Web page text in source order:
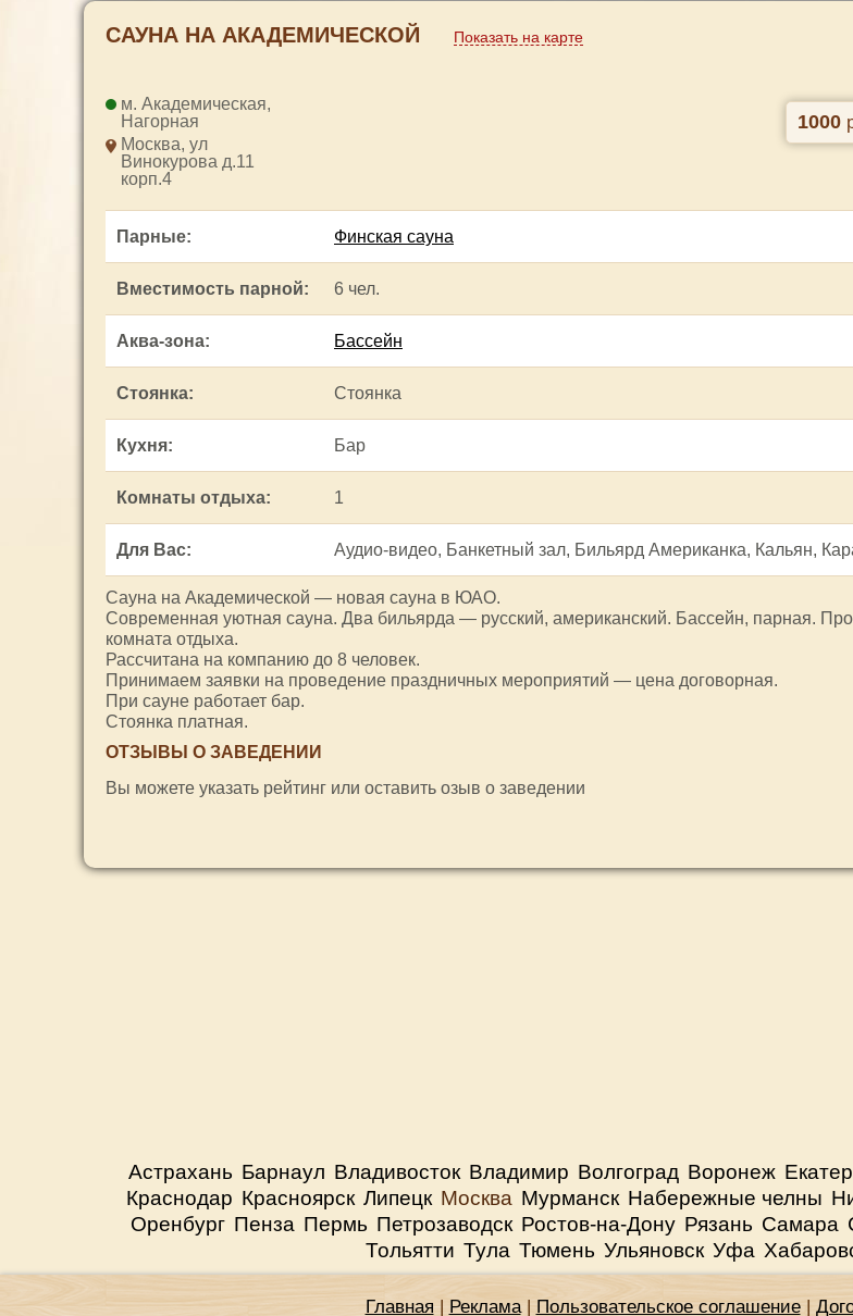
САУНА НА АКАДЕМИЧЕСКОЙ Показать на карте
Академическая,
Нагорная
Москва, ул
Винокурова д.11
корп.4
1000
Парные: Финская сауна
Вместимость парной: 6 чел.
Аква-зона: Бассейн
Стоянка: Стоянка
Кухня: Бар
Комнаты отдыха: 1
Для Вас: Аудио-видео, Банкетный зал, Бильярд Американка, Кальян,
Сауна на Академической — новая сауна в ЮАО.
Современная уютная сауна. Два бильярда — русский, американский. Бассейн, парная.
комната отдыха.
Рассчитана на компанию до 8 человек.
Принимаем заявки на проведение праздничных мероприятий — цена договорная.
При сауне работает бар.
Стоянка платная.
ОТЗЫВЫ О ЗАВЕДЕНИИ
Вы можете указать рейтинг или оставить озыв о заведении
Астрахань Барнаул Владивосток Владимир Волгоград Воронеж
Краснодар Красноярск Липецк Москва Мурманск Набережные челны
Оренбург Пенза Пермь Петрозаводск Ростов-на-Дону Рязань Самара
Тольятти Тула Тюмень Ульяновск Уфа
Главная| Реклама| Пользовательское соглашение|